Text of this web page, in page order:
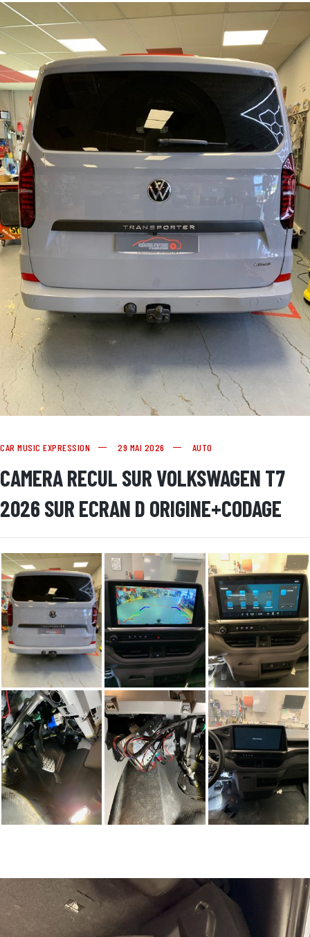
CAR MUSIC EXPRESSION 29 MAI 2026 AUTO
CAMERA RECUL SUR VOLKSWAGEN T7
2026 SUR ECRAN D ORIGINE+CODAGE